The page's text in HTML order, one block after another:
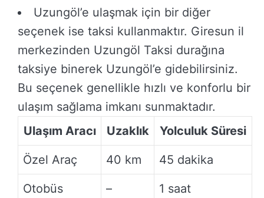
Uzungöl’e ulaşmak için bir diğer
seçenek ise taksi kullanmaktır. Giresun il
merkezinden Uzungöl Taksi durağına
taksiye binerek Uzungöl’e gidebilirsiniz.
Bu seçenek genellikle hızlı ve konforlu bir
ulaşım sağlama imkanı sunmaktadır.
Ulaşım Aracı
Uzaklık Yolculuk Süresi
Özel Araç 40 km 45 dakika
Otobüs – 1 saat